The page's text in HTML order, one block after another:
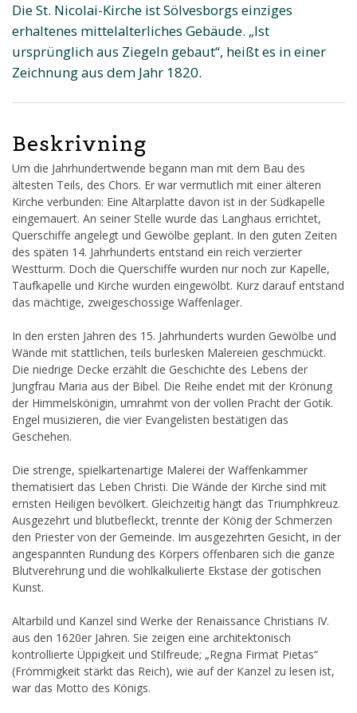
Die St. Nicolai-Kirche ist Sölvesborgs einziges
erhaltenes mittelalterliches Gebäude. „Ist
ursprünglich aus Ziegeln gebaut“, heißt es in einer
Zeichnung aus dem Jahr 1820.
Beskrivning
Um die Jahrhundertwende begann man mit dem Bau des
ältesten Teils, des Chors. Er war vermutlich mit einer älteren
Kirche verbunden: Eine Altarplatte davon ist in der Südkapelle
eingemauert. An seiner Stelle wurde das Langhaus errichtet,
Querschiffe angelegt und Gewölbe geplant. In den guten Zeiten
des späten 14. Jahrhunderts entstand ein reich verzierter
Westturm. Doch die Querschiffe wurden nur noch zur Kapelle,
Taufkapelle und Kirche wurden eingewölbt. Kurz darauf entstand
das mächtige, zweigeschossige Waffenlager.
In den ersten Jahren des 15. Jahrhunderts wurden Gewölbe und
Wände mit stattlichen, teils burlesken Malereien geschmückt.
Die niedrige Decke erzählt die Geschichte des Lebens der
Jungfrau Maria aus der Bibel. Die Reihe endet mit der Krönung
der Himmelskönigin, umrahmt von der vollen Pracht der Gotik.
Engel musizieren, die vier Evangelisten bestätigen das
Geschehen.
Die strenge, spielkartenartige Malerei der Waffenkammer
thematisiert das Leben Christi. Die Wände der Kirche sind mit
ernsten Heiligen bevölkert. Gleichzeitig hängt das Triumphkreuz.
Ausgezehrt und blutbefleckt, trennte der König der Schmerzen
den Priester von der Gemeinde. Im ausgezehrten Gesicht, in der
angespannten Rundung des Körpers offenbaren sich die ganze
Blutverehrung und die wohlkalkulierte Ekstase der gotischen
Kunst.
Altarbild und Kanzel sind Werke der Renaissance Christians IV.
aus den 1620er Jahren. Sie zeigen eine architektonisch
kontrollierte Üppigkeit und Stilfreude; „Regna Firmat Pietas“
(Frömmigkeit stärkt das Reich), wie auf der Kanzel zu lesen ist,
war das Motto des Königs.